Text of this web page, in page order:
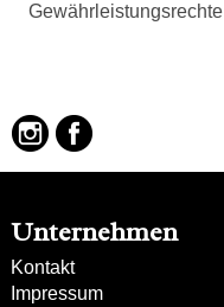
Gewährleistungsrechte
Unternehmen
Kontakt
Impressum